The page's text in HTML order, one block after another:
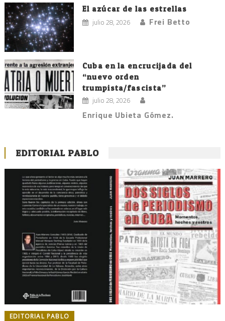
El azúcar de las estrellas
julio 28, 2026 Frei Betto
Cuba en la encrucijada del
“nuevo orden
trumpista/fascista”
julio 28, 2026
Enrique Ubieta Gómez.
EDITORIAL PABLO
EDITORIAL PABLO